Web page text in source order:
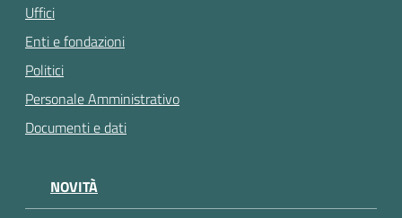
Uffici
Enti e fondazioni
Politici
Personale Amministrativo
Documenti e dati
NOVITÀ